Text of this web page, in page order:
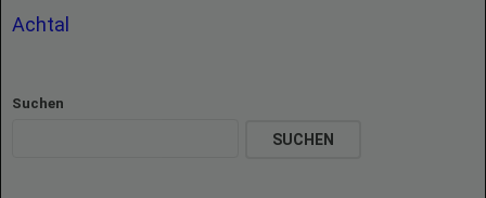
Achtal
Suchen
SUCHEN